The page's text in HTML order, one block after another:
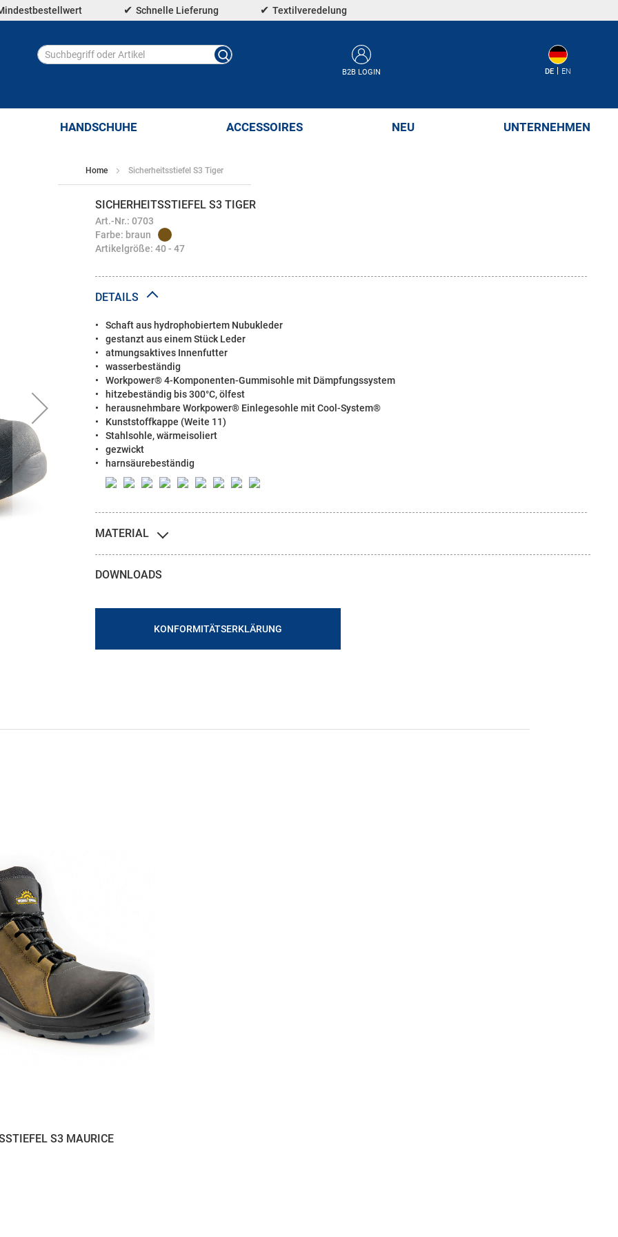
Schnelle Lieferung Textilveredelung
B2B LOGIN DE EN
HANDSCHUHE ACCESSOIRES NEU UNTERNEHMEN
Home Sicherheitsstiefel S3 Tiger
SICHERHEITSSTIEFEL S3 TIGER
Art.-Nr.: 0703
Farbe: braun
Artikelgröße: 40 - 47
DETAILS
Schaft aus hydrophobiertem Nubukleder
gestanzt aus einem Stück Leder
atmungsaktives Innenfutter
wasserbeständig
Workpower® 4-Komponenten-Gummisohle mit Dämpfungssystem
hitzebeständig bis 300°C, ölfest
herausnehmbare Workpower® Einlegesohle mit Cool-System®
Kunststoffkappe (Weite 11)
Stahlsohle, wärmeisoliert
gezwickt
harnsäurebeständig
MATERIAL
DOWNLOADS
KONFORMITÄTSERKLÄRUNG
S3 MAURICE